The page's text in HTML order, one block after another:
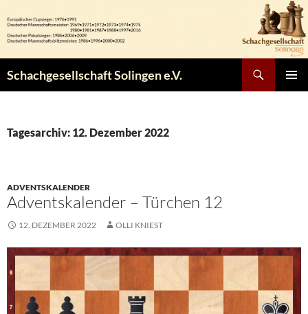
Inhalt
springen
Schachgesellschaft Solingen e.V.
Tagesarchiv: 12. Dezember 2022
ADVENTSKALENDER
Adventskalender – Türchen 12
12. DEZEMBER 2022 OLLI KNIEST